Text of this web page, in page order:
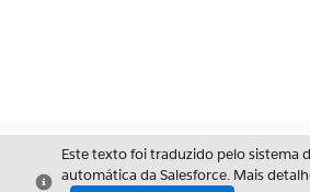
Fechar
Este texto foi traduzido pelo sistema
automática da Salesforce. Mais